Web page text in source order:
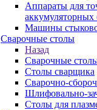
Аппараты для
аккумуляторных
Машины
Сварочные столы
Назад
Сварочные
Столы сварщика
Сварочно-
Шлифовально-
Столы для